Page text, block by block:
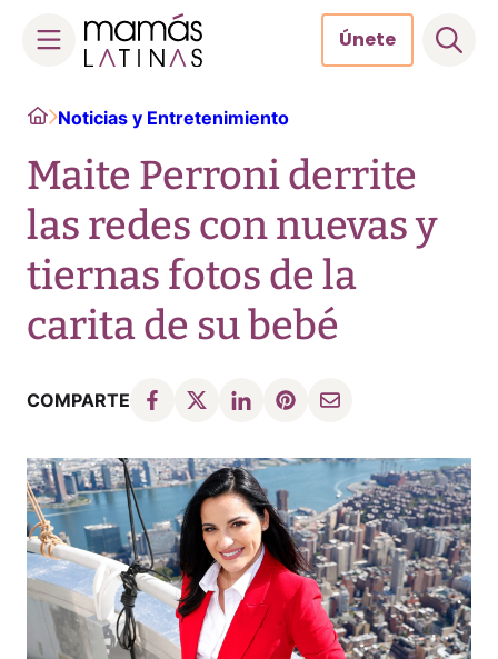
content
Únete
HomeNoticias y Entretenimiento
Maite Perroni derrite
las redes con nuevas y
tiernas fotos de la
carita de su bebé
COMPARTE